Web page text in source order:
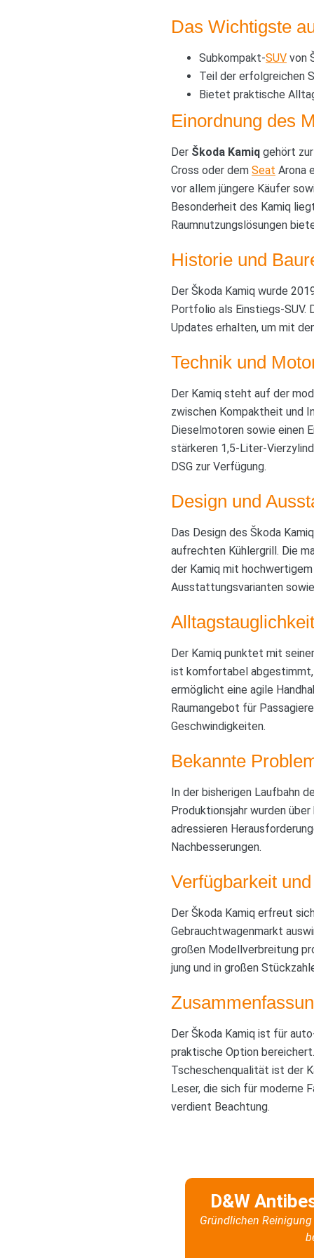
Das Wichtigste
Subkompakt-SUV von
Teil der erfolgreichen
Bietet praktische
Einordnung des
Der Škoda Kamiq gehört
Cross oder dem Seat Arona
vor allem jüngere Käufer
Besonderheit des Kamiq
Raumnutzungslösungen
Historie und
Der Škoda Kamiq wurde
Portfolio als Einstiegs-SUV.
Updates erhalten, um mit
Technik und
Der Kamiq steht auf der
zwischen Kompaktheit und
Dieselmotoren sowie einen
stärkeren 1,5-Liter-
DSG zur Verfügung.
Design und
Das Design des Škoda
aufrechten Kühlergrill. Die
der Kamiq mit
Ausstattungsvarianten
Der Kamiq punktet mit
ist komfortabel
ermöglicht eine agile
Raumangebot für
Geschwindigkeiten.
Bekannte
In der bisherigen Laufbahn
Produktionsjahr wurden
adressieren
Nachbesserungen.
Verfügbarkeit
Der Škoda Kamiq erfreut
Gebrauchtwagenmarkt
großen Modellverbreitung
jung und in großen
Der Škoda Kamiq ist für
praktische Option
Tscheschenqualität ist der
Leser, die sich für moderne
verdient Beachtung.
D&W
Gründlichen